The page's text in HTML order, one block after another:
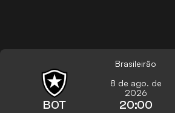
Brasileirão
BOT
8 de ago. de
2026
20:00